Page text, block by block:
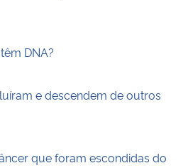
DNA?
e descendem de outros
que foram escondidas do